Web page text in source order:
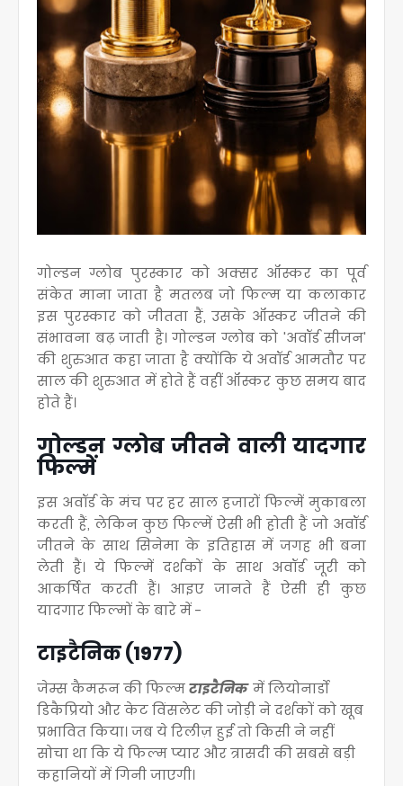
गोल्डन ग्लोब पुरस्कार को अक्सर ऑस्कर का पूर्व
संकेत माना जाता है मतलब जो फिल्म या कलाकार
इस पुरस्कार को जीतता हैं, उसके ऑस्कर जीतने की
संभावना बढ़ जाती है। गोल्डन ग्लोब को 'अवॉर्ड सीजन'
की शुरुआत कहा जाता है क्योंकि ये अवॉर्ड आमतौर पर
साल की शुरुआत में होते हैं वहीं ऑस्कर कुछ समय बाद
होते हैं।
गोल्डन ग्लोब जीतने वाली यादगार
फिल्में
इस अवॉर्ड के मंच पर हर साल हजारों फिल्में मुकाबला
करती हैं, लेकिन कुछ फिल्में ऐसी भी होती हैं जो अवॉर्ड
जीतने के साथ सिनेमा के इतिहास में जगह भी बना
लेती हैं। ये फिल्में दर्शकों के साथ अवॉर्ड जूरी को
आकर्षित करती हैं। आइए जानते हैं ऐसी ही कुछ
यादगार फिल्मों के बारे में -
टाइटैनिक (1977)
जेम्स कैमरून की फिल्मटाइटैनिकमें लियोनार्डो
डिकैप्रियो और केट विंसलेट की जोड़ी ने दर्शकों को खूब
प्रभावित किया। जब ये रिलीज़ हुई तो किसी ने नहीं
सोचा था कि ये फिल्म प्यार और त्रासदी की सबसे बड़ी
कहानियों में गिनी जाएगी।